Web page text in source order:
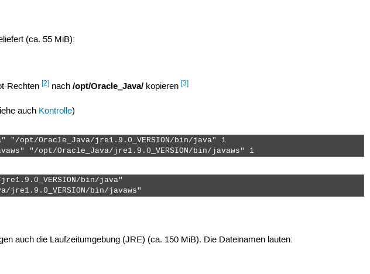
(ca. 55 MiB):
Rechten [2]nach /opt/Oracle_Java/kopieren [3]
auch Kontrolle)
Oracle_Java/jre1.9.0_VERSION/bin/java" 1
"/opt/Oracle_Java/jre1.9.0_VERSION/bin/javaws" 1
bin/java"
bin/javaws"
auch die Laufzeitumgebung (JRE) (ca. 150 MiB). Die Dateinamen lauten: